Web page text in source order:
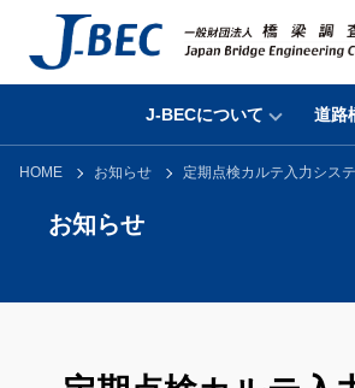
J-BECについて 道路
HOME お知らせ 定期点検カルテ入力シス
お知らせ